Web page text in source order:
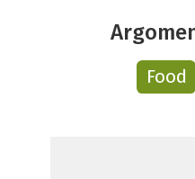
Food